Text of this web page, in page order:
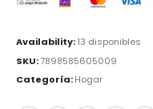
Availability:13 disponibles
SKU:7898585605009
Categoría:Hogar